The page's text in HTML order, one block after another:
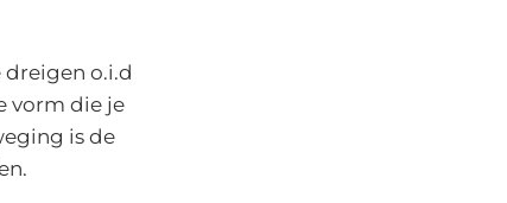
dreigen o.i.d
vorm die je
is de